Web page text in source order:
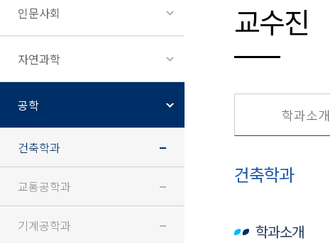
인문사회
자연과학
공학
건축학과
교통공학과
기계공학과
교수진
학과소개
건축학과
학과소개